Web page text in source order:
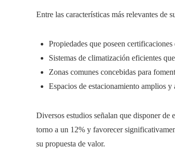
Entre las características más relevantes de
Propiedades que poseen
Sistemas de climatización eficientes
Zonas comunes concebidas para
Espacios de estacionamiento amplios
Diversos estudios señalan que disponer
torno a un 12% y favorecer
su propuesta de valor.